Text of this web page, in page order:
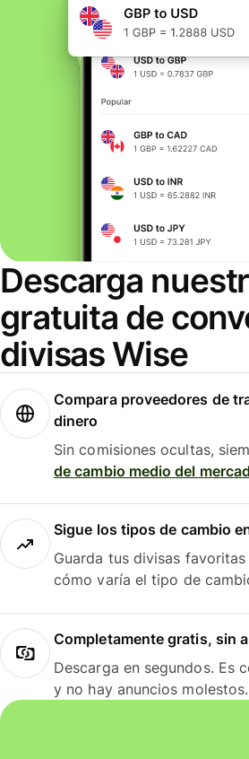
Descarga
gratuita de
divisas Wise
Compara proveedores de
dinero
Sin comisiones ocultas,
de cambio medio del
Sigue los tipos de cambio
Guarda tus divisas
cómo varía el tipo de
Completamente gratis, sin
Descarga en segundos. Es
y no hay anuncios molestos.